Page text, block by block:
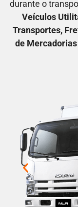
durante o
Veículos
Transportes, F
de Mercadorias